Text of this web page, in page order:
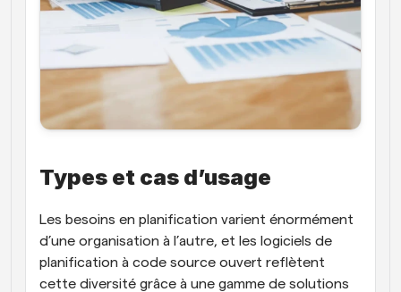
Types et cas d’usage
Les besoins en planification varient énormément
d’une organisation à l’autre, et les logiciels de
planification à code source ouvert reflètent
cette diversité grâce à une gamme de solutions